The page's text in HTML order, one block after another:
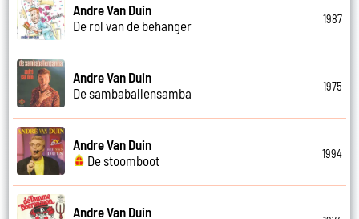
Andre Van Duin
De rol van de behanger
1987
Andre Van Duin
De sambaballensamba
1975
Andre Van Duin
De stoomboot
1994
Andre Van Duin